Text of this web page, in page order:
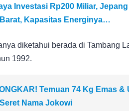
Investasi Rp200 Miliar,
Kapasitas Energinya…
diketahui berada di Tambang
1992.
Temuan 74 Kg Emas
Nama Jokowi